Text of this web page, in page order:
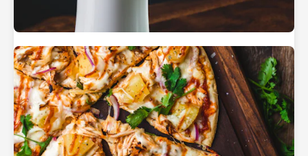
热带海滩上的椰子树